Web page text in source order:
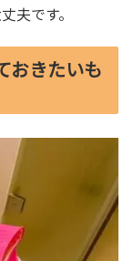
夫です。
おきたいも